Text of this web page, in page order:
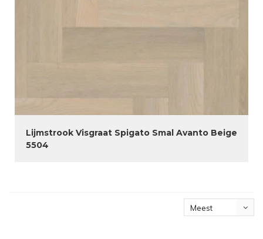
Lijmstrook Visgraat Spigato Smal Avanto Beige
5504
Meest